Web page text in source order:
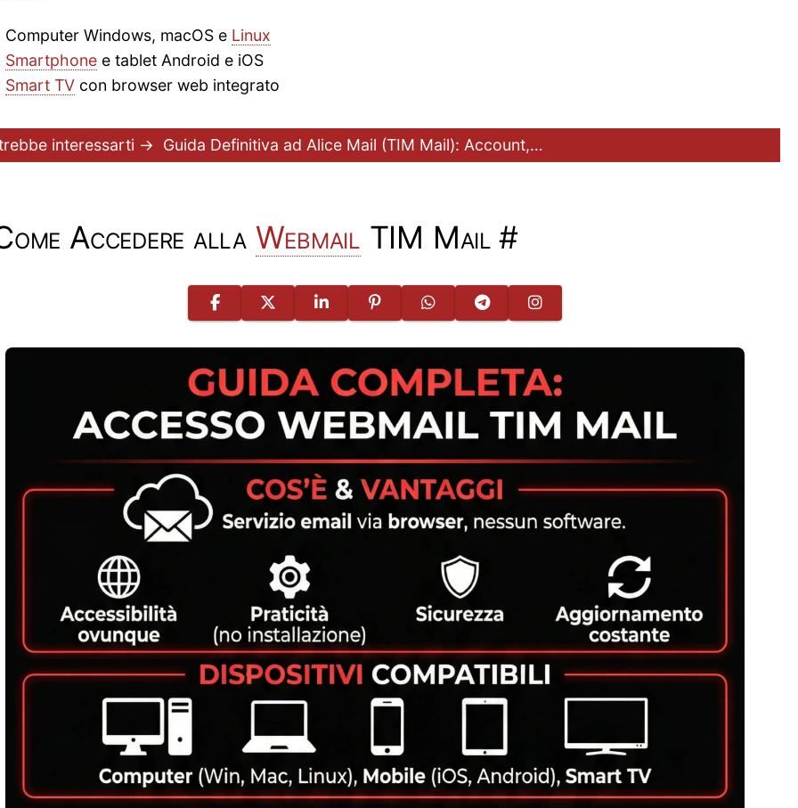
Computer Windows, macOS e Linux
Smartphone e tablet Android e iOS
Smart TV con browser web integrato
interessarti → Guida Definitiva ad Alice Mail (TIM Mail): Account,…
Accedere alla Webmail TIM Mail #